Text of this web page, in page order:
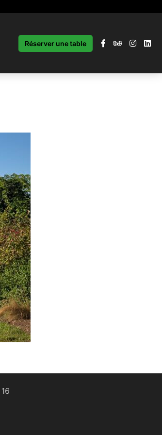
Réserver une table